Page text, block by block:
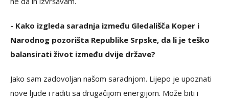
- Kako izgleda saradnja između Gledališča Koper i
Narodnog pozorišta Republike Srpske, da li je teško
balansirati život između dvije države?
Jako sam zadovoljan našom saradnjom. Lijepo je upoznati
nove ljude i raditi sa drugačijom energijom. Može biti i